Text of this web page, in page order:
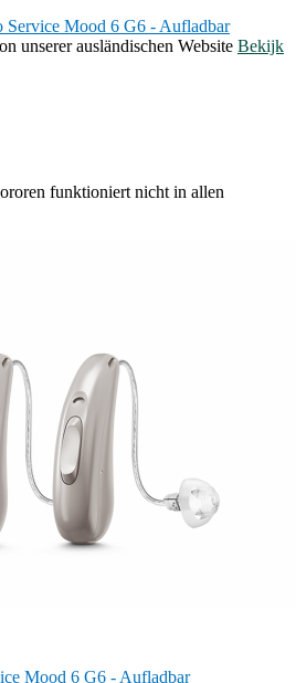
Service Mood 6 G6 - Aufladbar
unserer ausländischen Website Bekijk
funktioniert nicht in allen
Mood 6 G6 - Aufladbar